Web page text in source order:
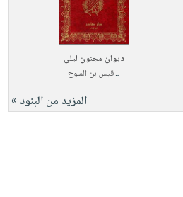
ديوان مجنون ليلى
لـقيس بن الملوح
المزيد من البنود »